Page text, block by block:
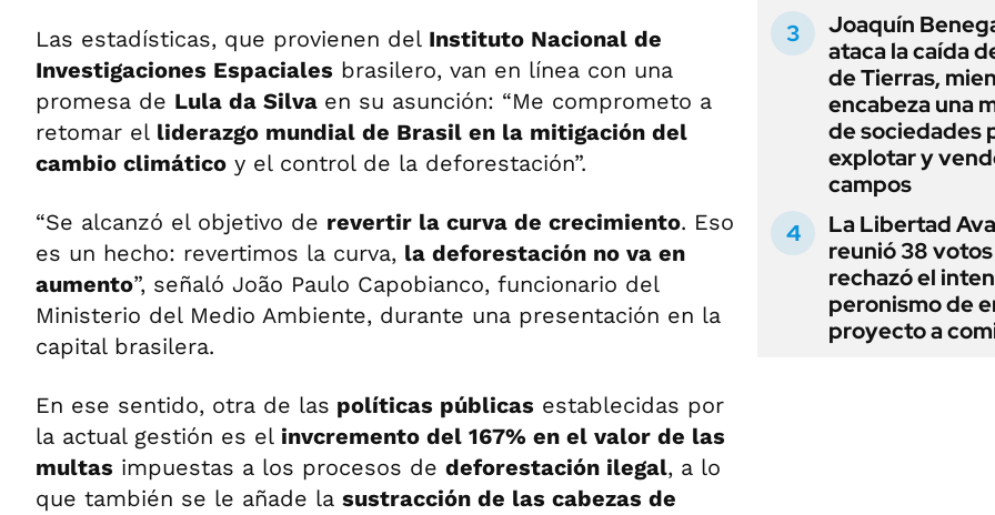
Las estadísticas, que provienen del Instituto Nacional de
Investigaciones Espaciales brasilero, van en línea con una
promesa de Lula da Silva en su asunción: “Me comprometo a
retomar el liderazgo mundial de Brasil en la mitigación del
cambio climático y el control de la deforestación”.
“Se alcanzó el objetivo de revertir la curva de crecimiento. Eso
es un hecho: revertimos la curva, la deforestación no va en
aumento”, señaló João Paulo Capobianco, funcionario del
Ministerio del Medio Ambiente, durante una presentación en la
capital brasilera.
En ese sentido, otra de las políticas públicas establecidas por
la actual gestión es el invcremento del 167% en el valor de las
multas impuestas a los procesos de deforestación ilegal, a lo
que también se le añade la sustracción de las cabezas de
Joaquín
ataca la caída
de Tierras,
encabeza una
de sociedades
explotar y
campos
La Libertad
reunió 38
rechazó el
peronismo de
proyecto a